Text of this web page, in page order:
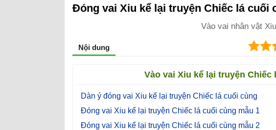
Đóng vai Xiu kể lại truyện Chiếc lá cuối
Vào vai nhân vật
Nội dung
Vào vai Xiu kể lại truyện Chiếc
Dàn ý đóng vai Xiu kể lại truyện Chiếc lá cuối cùng
Đóng vai Xiu kể lại truyện Chiếc lá cuối cùng mẫu 1
Đóng vai Xiu kể lại truyện Chiếc lá cuối cùng mẫu 2